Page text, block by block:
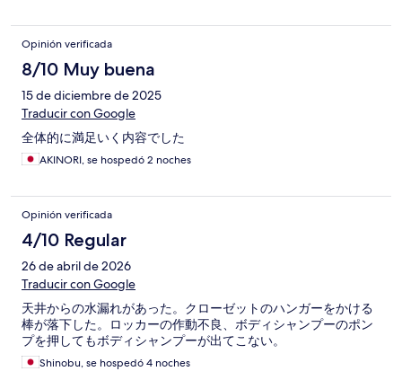
Opinión verificada
8/10 Muy buena
15 de diciembre de 2025
Traducir con Google
全体的に満足いく内容でした
AKINORI, se hospedó 2 noches
Opinión verificada
4/10 Regular
26 de abril de 2026
Traducir con Google
天井からの水漏れがあった。クローゼットのハンガーをかける
棒が落下した。ロッカーの作動不良、ボディシャンプーのポン
プを押してもボディシャンプーが出てこない。
Shinobu, se hospedó 4 noches